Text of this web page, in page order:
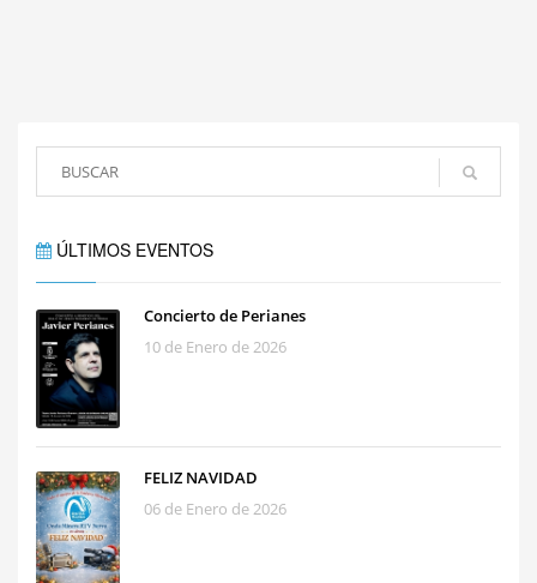
ÚLTIMOS EVENTOS
Concierto de Perianes
10 de Enero de 2026
FELIZ NAVIDAD
06 de Enero de 2026